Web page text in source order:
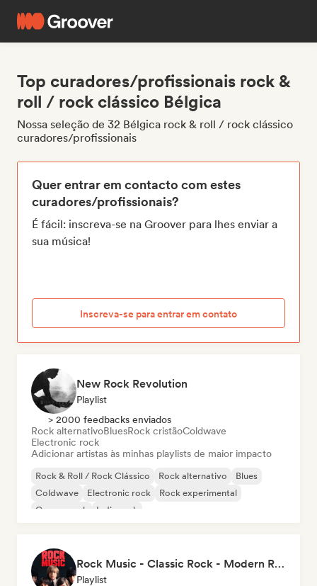
Top curadores/profissionais rock &
roll / rock clássico Bélgica
Nossa seleção de 32 Bélgica rock & roll / rock clássico
curadores/profissionais
Quer entrar em contacto com estes
curadores/profissionais?
É fácil: inscreva-se na Groover para lhes enviar a
sua música!
Inscreva-se para entrar em contato
New Rock Revolution
Playlist
> 2000 feedbacks enviados
Rock alternativoBluesRock cristãoColdwave
Electronic rock
Adicionar artistas às minhas playlists de maior impacto
Rock & Roll / Rock Clássico Rock alternativo
Blues
Coldwave
Electronic rock
Rock experimental
Garage rock
Indie rock
Rock Music - Classic Rock - Modern Rock
Playlist